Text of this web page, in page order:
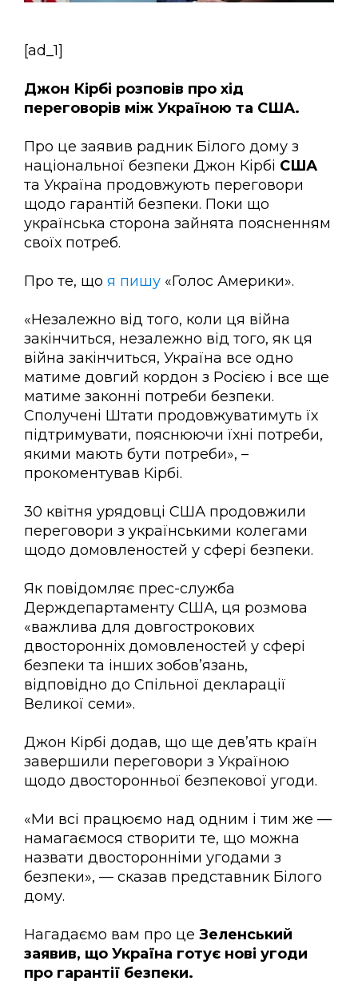
[ad_1]
Джон Кірбі розповів про хід
переговорів між Україною та США.
Про це заявив радник Білого дому з
національної безпеки Джон Кірбі США
та Україна продовжують переговори
щодо гарантій безпеки. Поки що
українська сторона зайнята поясненням
своїх потреб.
Про те, що я пишу «Голос Америки».
«Незалежно від того, коли ця війна
закінчиться, незалежно від того, як ця
війна закінчиться, Україна все одно
матиме довгий кордон з Росією і все ще
матиме законні потреби безпеки.
Сполучені Штати продовжуватимуть їх
підтримувати, пояснюючи їхні потреби,
якими мають бути потреби», –
прокоментував Кірбі.
30 квітня урядовці США продовжили
переговори з українськими колегами
щодо домовленостей у сфері безпеки.
Як повідомляє прес-служба
Держдепартаменту США, ця розмова
«важлива для довгострокових
двосторонніх домовленостей у сфері
безпеки та інших зобов’язань,
відповідно до Спільної декларації
Великої семи».
Джон Кірбі додав, що ще дев’ять країн
завершили переговори з Україною
щодо двосторонньої безпекової угоди.
«Ми всі працюємо над одним і тим же —
намагаємося створити те, що можна
назвати двосторонніми угодами з
безпеки», — сказав представник Білого
дому.
Нагадаємо вам про це Зеленський
заявив, що Україна готує нові угоди
про гарантії безпеки.